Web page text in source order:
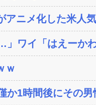
アニメ化した米人
」ワイ「はえーか
ｗ
か1時間後にその